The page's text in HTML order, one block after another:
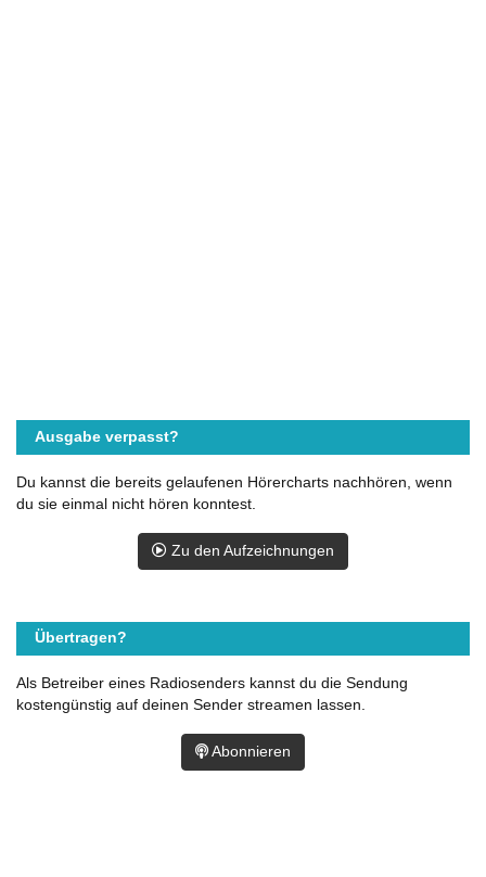
Ausgabe verpasst?
Du kannst die bereits gelaufenen Hörercharts nachhören, wenn
du sie einmal nicht hören konntest.
Zu den Aufzeichnungen
Übertragen?
Als Betreiber eines Radiosenders kannst du die Sendung
kostengünstig auf deinen Sender streamen lassen.
Abonnieren